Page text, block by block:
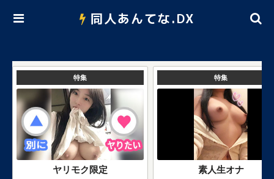
同人あんてな.DX
特集
ヤリモク限定
特集
素人生オナ